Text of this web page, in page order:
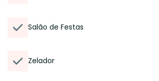
Salão de Festas
Zelador